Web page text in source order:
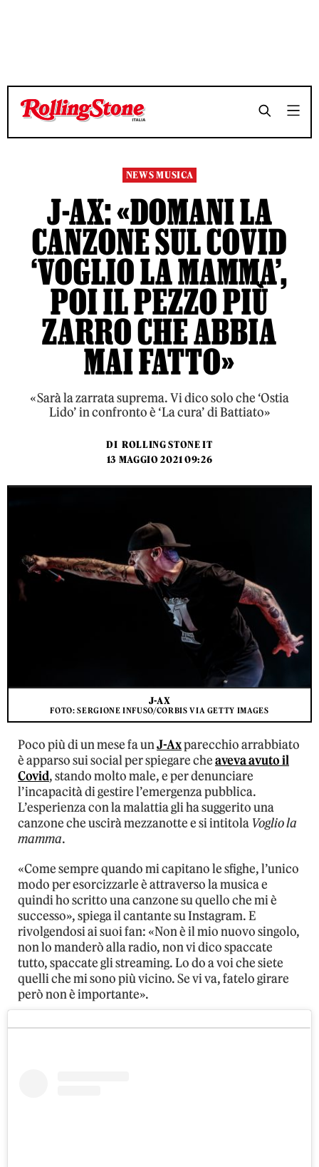
TEMPO DI LETTURA 3 MINUTI SHARE
TEMPO DI LETTURA 3 MINUTI SHARE
NEWS MUSICA
J-AX: «DOMANI LA
CANZONE SUL COVID
‘VOGLIO LA MAMMA’,
POI IL PEZZO PIÙ
ZARRO CHE ABBIA
MAI FATTO»
«Sarà la zarrata suprema. Vi dico solo che ‘Ostia
Lido’ in confronto è ‘La cura’ di Battiato»
DI ROLLING STONE IT
13 MAGGIO 2021 09:26
J-AX
FOTO: SERGIONE INFUSO/CORBIS VIA GETTY IMAGES
Poco più di un mese fa unJ-Axparecchio arrabbiato
è apparso sui social per spiegare cheaveva avuto il
Covid, stando molto male, e per denunciare
l’incapacità di gestire l’emergenza pubblica.
L’esperienza con la malattia gli ha suggerito una
canzone che uscirà mezzanotte e si intitola Voglio la
mamma.
«Come sempre quando mi capitano le sfighe, l’unico
modo per esorcizzarle è attraverso la musica e
quindi ho scritto una canzone su quello che mi è
successo», spiega il cantante su Instagram. E
rivolgendosi ai suoi fan: «Non è il mio nuovo singolo,
non lo manderò alla radio, non vi dico spaccate
tutto, spaccate gli streaming. Lo do a voi che siete
quelli che mi sono più vicino. Se vi va, fatelo girare
però non è importante».